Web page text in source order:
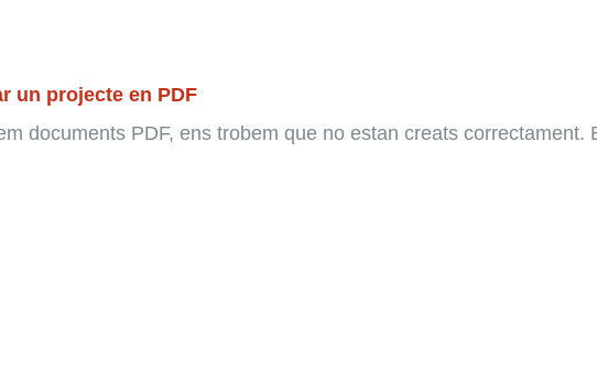
un projecte en PDF
documents PDF, ens trobem que no estan creats correctament.